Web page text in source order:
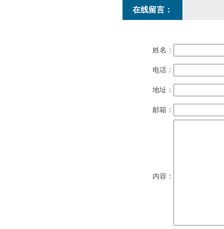
在线留言：
姓名：
电话：
地址：
邮箱：
内容：